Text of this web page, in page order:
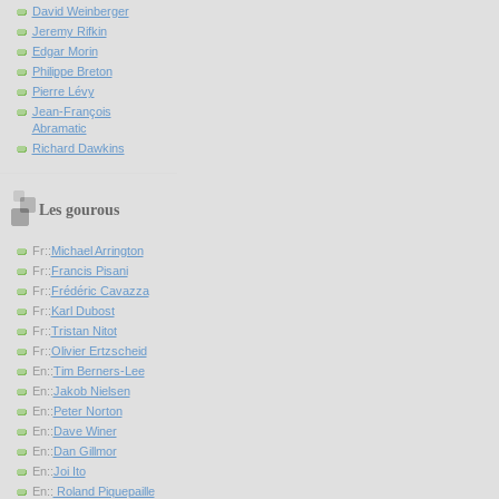
David Weinberger
Jeremy Rifkin
Edgar Morin
Philippe Breton
Pierre Lévy
Jean-François
Abramatic
Richard Dawkins
Les gourous
Fr::Michael Arrington
Fr::Francis Pisani
Fr::Frédéric Cavazza
Fr::Karl Dubost
Fr::Tristan Nitot
Fr::Olivier Ertzscheid
En::Tim Berners-Lee
En::Jakob Nielsen
En::Peter Norton
En::Dave Winer
En::Dan Gillmor
En::Joi Ito
En:: Roland Piquepaille